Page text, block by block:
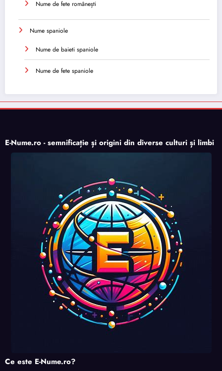
Nume de fete românești
Nume spaniole
Nume de baieti spaniole
Nume de fete spaniole
E-Nume.ro - semnificație și origini din diverse culturi și limbi
Ce este E-Nume.ro?